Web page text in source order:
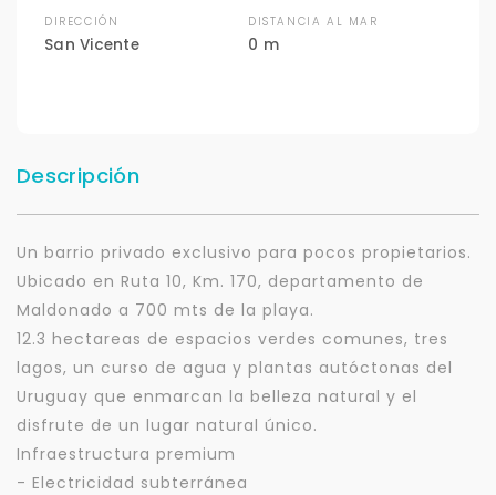
DIRECCIÓN
San Vicente
DISTANCIA AL MAR
0 m
Descripción
Un barrio privado exclusivo para pocos propietarios.
Ubicado en Ruta 10, Km. 170, departamento de
Maldonado a 700 mts de la playa.
12.3 hectareas de espacios verdes comunes, tres
lagos, un curso de agua y plantas autóctonas del
Uruguay que enmarcan la belleza natural y el
disfrute de un lugar natural único.
Infraestructura premium
- Electricidad subterránea